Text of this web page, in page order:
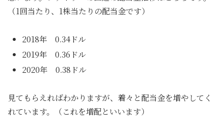
（1回当たり、1株当たりの配当金です）
2018年 0.34ドル
2019年 0.36ドル
2020年 0.38ドル
見てもらえればわかりますが、着々と配当金を増やしてく
れています。（これを増配といいます）